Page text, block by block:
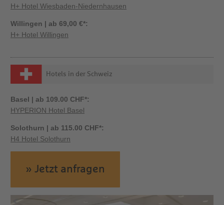
H+ Hotel Wiesbaden-Niedernhausen
Willingen | ab 69,00 €*:
H+ Hotel Willingen
Hotels in der Schweiz
Basel | ab 109.00 CHF*:
HYPERION Hotel Basel
Solothurn | ab 115.00 CHF*:
H4 Hotel Solothurn
» Jetzt anfragen